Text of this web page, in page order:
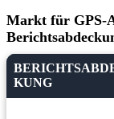
Markt für GPS-
KUNG